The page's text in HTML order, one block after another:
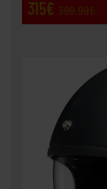
315€